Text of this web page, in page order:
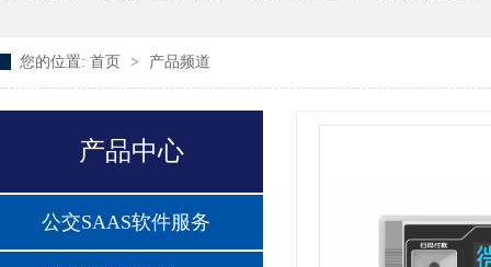
您的位置: 首页 > 产品频道
产品中心
公交SAAS软件服务